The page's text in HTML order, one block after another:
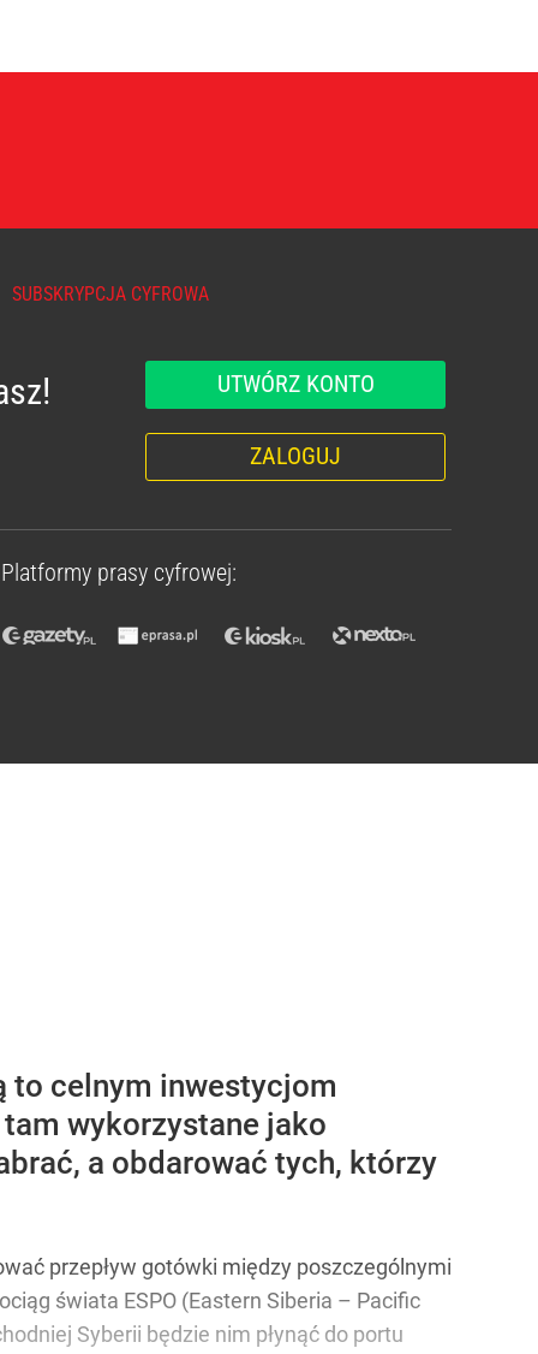
SUBSKRYPCJA CYFROWA
UTWÓRZ KONTO
ZALOGUJ
Platformy prasy cyfrowej:
to celnym inwestycjom
wykorzystane jako
a obdarować tych, którzy
przepływ gotówki między poszczególnymi
świata ESPO (Eastern Siberia – Pacific
Syberii będzie nim płynąć do portu